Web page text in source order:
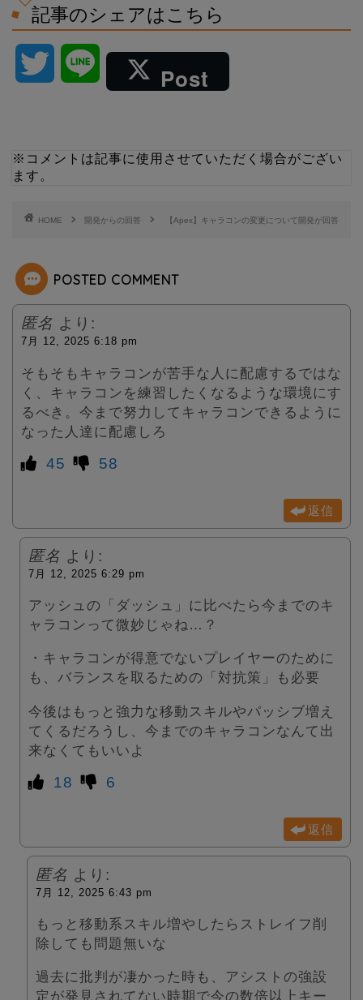
記事のシェアはこちら
t
Post
※コメントは記事に使用させていただく場合がござい
ます。
HOME 開発からの回答 【Apex】キャラコンの変更について開発が回答
POSTED COMMENT
匿名 より:
7月 12, 2025 6:18 pm
そもそもキャラコンが苦手な人に配慮するではな
く、キャラコンを練習したくなるような環境にす
るべき。今まで努力してキャラコンできるように
なった人達に配慮しろ
45 58
返信
匿名 より:
7月 12, 2025 6:29 pm
アッシュの「ダッシュ」に比べたら今までのキ
ャラコンって微妙じゃね…？
・キャラコンが得意でないプレイヤーのために
も、バランスを取るための「対抗策」も必要
今後はもっと強力な移動スキルやパッシブ増え
てくるだろうし、今までのキャラコンなんて出
来なくてもいいよ
18 6
返信
匿名 より:
7月 12, 2025 6:43 pm
もっと移動系スキル増やしたらストレイフ削
除しても問題無いな
過去に批判が凄かった時も、アシストの強設
定が発見されてない時期で今の数倍以上キー